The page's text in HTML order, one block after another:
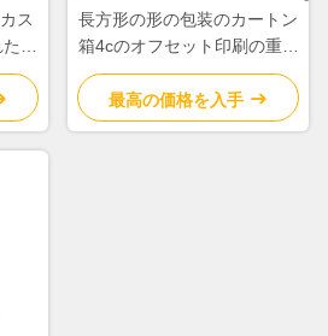
ス
波
長方形の形の包装のカートン
箱4cのオフセット印刷の重量
43.5g
最高の価格を入手